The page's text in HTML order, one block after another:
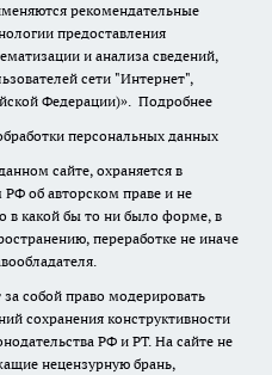
рекомендательные
предоставления
и анализа сведений,
сети "Интернет",
Федерации)». Подробнее
персональных данных
сайте, охраняется в
РФ об авторском праве и не
в какой бы то ни было форме, в
переработке не иначе
собой право модерировать
сохранения конструктивности
РФ и РТ. На сайте не
нецензурную брань,